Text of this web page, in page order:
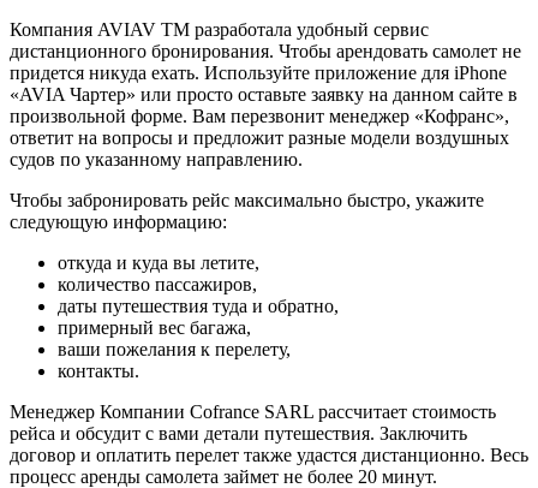
Компания AVIAV TM разработала удобный сервис
дистанционного бронирования. Чтобы арендовать самолет не
придется никуда ехать. Используйте приложение для iPhone
«AVIA Чартер» или просто оставьте заявку на данном сайте в
произвольной форме. Вам перезвонит менеджер «Кофранс»,
ответит на вопросы и предложит разные модели воздушных
судов по указанному направлению.
Чтобы забронировать рейс максимально быстро, укажите
следующую информацию:
откуда и куда вы летите,
количество пассажиров,
даты путешествия туда и обратно,
примерный вес багажа,
ваши пожелания к перелету,
контакты.
Менеджер Компании Cofrance SARL рассчитает стоимость
рейса и обсудит с вами детали путешествия. Заключить
договор и оплатить перелет также удастся дистанционно. Весь
процесс аренды самолета займет не более 20 минут.